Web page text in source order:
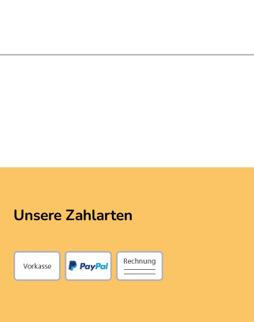
Unsere Zahlarten